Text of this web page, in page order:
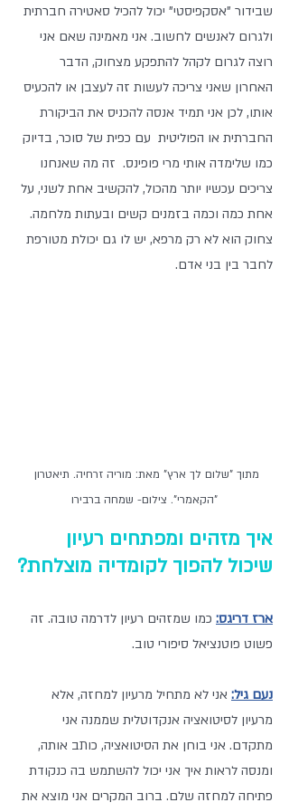
שבידור "אסקפיסטי" יכול להכיל סאטירה חברתית
ולגרום לאנשים לחשוב. אני מאמינה שאם אני
רוצה לגרום לקהל להתפקע מצחוק, הדבר
האחרון שאני צריכה לעשות זה לעצבן או להכעיס
אותו, לכן אני תמיד אנסה להכניס את הביקורת
החברתית או הפוליטית  עם כפית של סוכר, בדיוק
כמו שלימדה אותי מרי פופינס.  זה מה שאנחנו
צריכים עכשיו יותר מהכול, להקשיב אחת לשני, על
אחת כמה וכמה בזמנים קשים ובעתות מלחמה.
צחוק הוא לא רק מרפא, יש לו גם יכולת מטורפת
לחבר בין בני אדם.
מתוך "שלום לך ארץ" מאת: מוריה זרחיה. תיאטרון
"הקאמרי". צילום- שמחה ברבירו
איך מזהים ומפתחים רעיון
שיכול להפוך לקומדיה מוצלחת?
ארז דריגס: כמו שמזהים רעיון לדרמה טובה. זה
פשוט פוטנציאל סיפורי טוב.
נעם גיל: אני לא מתחיל מרעיון למחזה, אלא
מרעיון לסיטואציה אנקדוטלית שממנה אני
מתקדם. אני בוחן את הסיטואציה, כותב אותה,
ומנסה לראות איך אני יכול להשתמש בה כנקודת
פתיחה למחזה שלם. ברוב המקרים אני מוצא את